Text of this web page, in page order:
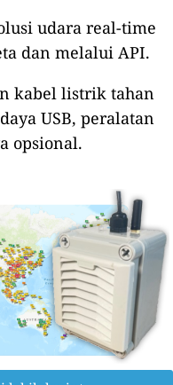
udara real-time
dan melalui API.
kabel listrik tahan
USB, peralatan
opsional.